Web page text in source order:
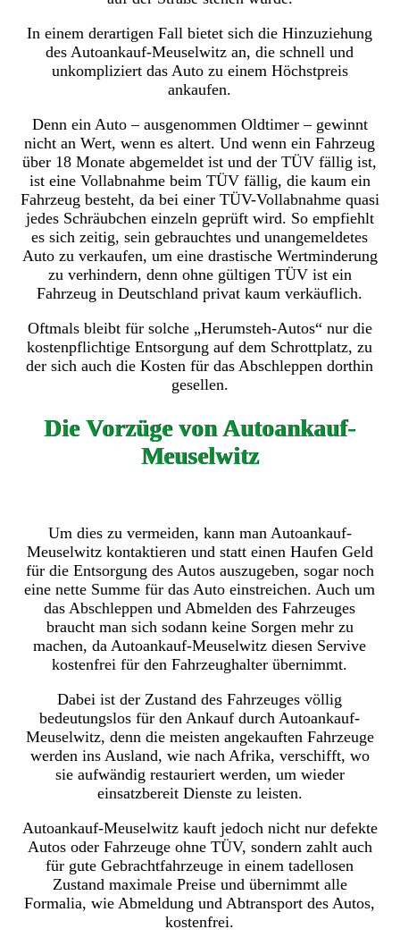
In einem derartigen Fall bietet sich die Hinzuziehung
des Autoankauf-Meuselwitz an, die schnell und
unkompliziert das Auto zu einem Höchstpreis
ankaufen.
Denn ein Auto – ausgenommen Oldtimer – gewinnt
nicht an Wert, wenn es altert. Und wenn ein Fahrzeug
über 18 Monate abgemeldet ist und der TÜV fällig ist,
ist eine Vollabnahme beim TÜV fällig, die kaum ein
Fahrzeug besteht, da bei einer TÜV-Vollabnahme quasi
jedes Schräubchen einzeln geprüft wird. So empfiehlt
es sich zeitig, sein gebrauchtes und unangemeldetes
Auto zu verkaufen, um eine drastische Wertminderung
zu verhindern, denn ohne gültigen TÜV ist ein
Fahrzeug in Deutschland privat kaum verkäuflich.
Oftmals bleibt für solche „Herumsteh-Autos“ nur die
kostenpflichtige Entsorgung auf dem Schrottplatz, zu
der sich auch die Kosten für das Abschleppen dorthin
gesellen.
Die Vorzüge von Autoankauf-
Meuselwitz
Um dies zu vermeiden, kann man Autoankauf-
Meuselwitz kontaktieren und statt einen Haufen Geld
für die Entsorgung des Autos auszugeben, sogar noch
eine nette Summe für das Auto einstreichen. Auch um
das Abschleppen und Abmelden des Fahrzeuges
braucht man sich sodann keine Sorgen mehr zu
machen, da Autoankauf-Meuselwitz diesen Servive
kostenfrei für den Fahrzeughalter übernimmt.
Dabei ist der Zustand des Fahrzeuges völlig
bedeutungslos für den Ankauf durch Autoankauf-
Meuselwitz, denn die meisten angekauften Fahrzeuge
werden ins Ausland, wie nach Afrika, verschifft, wo
sie aufwändig restauriert werden, um wieder
einsatzbereit Dienste zu leisten.
Autoankauf-Meuselwitz kauft jedoch nicht nur defekte
Autos oder Fahrzeuge ohne TÜV, sondern zahlt auch
für gute Gebrachtfahrzeuge in einem tadellosen
Zustand maximale Preise und übernimmt alle
Formalia, wie Abmeldung und Abtransport des Autos,
kostenfrei.